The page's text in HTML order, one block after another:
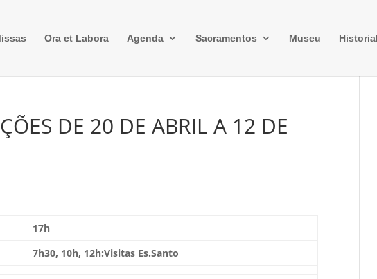
Ora et Labora Agenda Sacramentos Museu Historial
DE 20 DE ABRIL A 12 DE
17h
7h30, 10h, 12h:Visitas Es.Santo